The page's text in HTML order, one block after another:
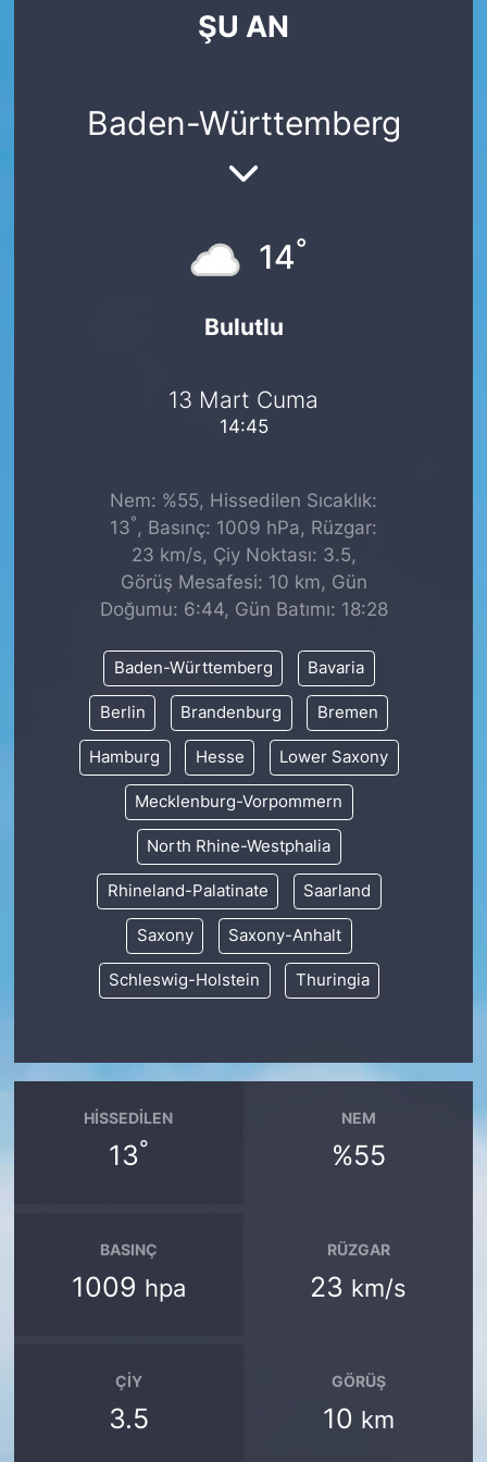
ŞU AN
Baden-Württemberg
14°
Bulutlu
13 Mart Cuma
14:45
Nem: %55, Hissedilen Sıcaklık:
13° , Basınç: 1009 hPa, Rüzgar:
23 km/s, Çiy Noktası: 3.5,
Görüş Mesafesi: 10 km, Gün
Doğumu: 6:44, Gün Batımı: 18:28
Baden-Württemberg Bavaria
Berlin Brandenburg Bremen
Hamburg Hesse Lower Saxony
Mecklenburg-Vorpommern
North Rhine-Westphalia
Rhineland-Palatinate Saarland
Saxony Saxony-Anhalt
Schleswig-Holstein Thuringia
HISSEDILEN
13°
NEM
%55
BASINÇ
1009 hpa
RÜZGAR
23 km/s
ÇIY
3.5
GÖRÜŞ
10 km